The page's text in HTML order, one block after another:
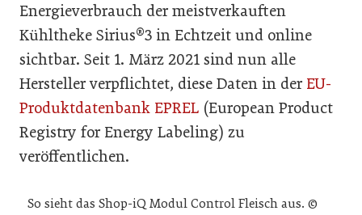
Energieverbrauch der meistverkauften
Kühltheke Sirius®3 in Echtzeit und online
sichtbar. Seit 1. März 2021 sind nun alle
Hersteller verpflichtet, diese Daten in der EU-
Produktdatenbank EPREL (European Product
Registry for Energy Labeling) zu
veröffentlichen.
So sieht das Shop-iQ Modul Control Fleisch aus. ©